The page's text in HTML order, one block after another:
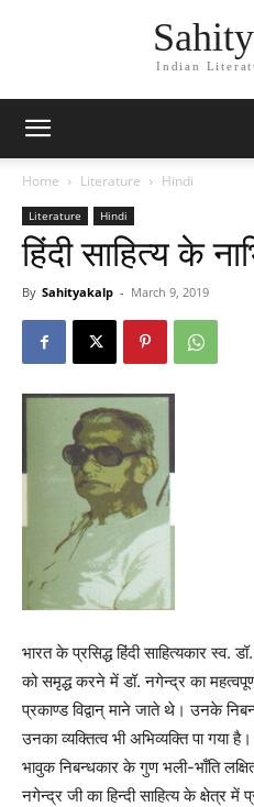
Indian
Home Literature Hindi
Literature Hindi
हिंदी साहित्य के
By Sahityakalp - March 9, 2019
भारत के प्रसिद्ध हिंदी साहित्यकार
को समृद्ध करने में डॉ. नगेन्‍द्र का
प्रकाण्ड विद्वान् माने जाते थे। उनके
उनका व्यक्तित्व भी अभिव्यक्ति पा गया
भावुक निबन्धकार के गुण भली-भाँति
नगेन्द्र जी का हिन्दी साहित्य के